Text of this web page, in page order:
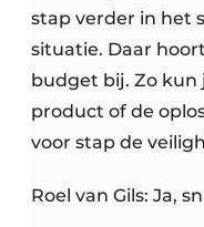
stap verder in het
situatie. Daar
budget bij. Zo kun
product of de
voor stap de
Roel van Gils: Ja,